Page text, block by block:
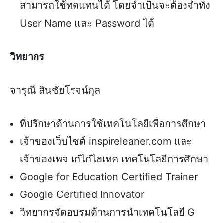
สามารถใช้ทดแทนได้ โดยจำเป็นจะต้องจำทั้ง
User Name และ Password ได้
วิทยากร
จารุณี สินชัยโรจน์กุล
ที่ปรึกษาด้านการใช้เทคโนโลยีเพื่อการศึกษา
เจ้าของเว็บไซต์ inspireleaner.com และ
เจ้าของเพจ เก๋ไก๋ไฮเทค เทคโนโลยีการศึกษา
Google for Education Certified Trainer
Google Certified Innovator
วิทยากรจัดอบรมด้านการนำเทคโนโลยี G